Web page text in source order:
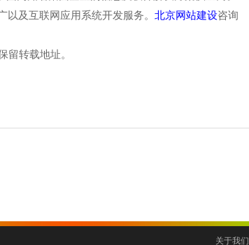
及互联网应用系统开发服务。 北京网站建设咨询
留转载地址。
关于我们